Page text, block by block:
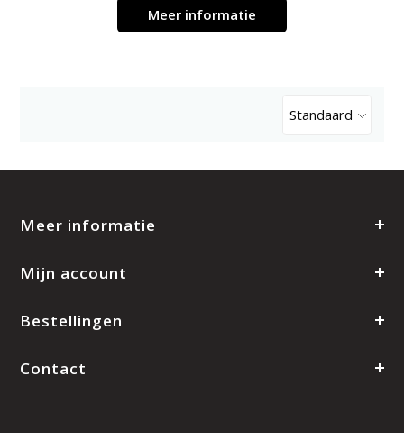
Meer informatie
Standaard
Meer informatie
Mijn account
Bestellingen
Contact